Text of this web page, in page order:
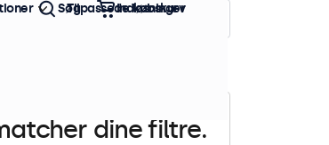
Sorter efter: Popularitet
dine filtre.
Tilpassede løsninger
Søg Indkøbskurv